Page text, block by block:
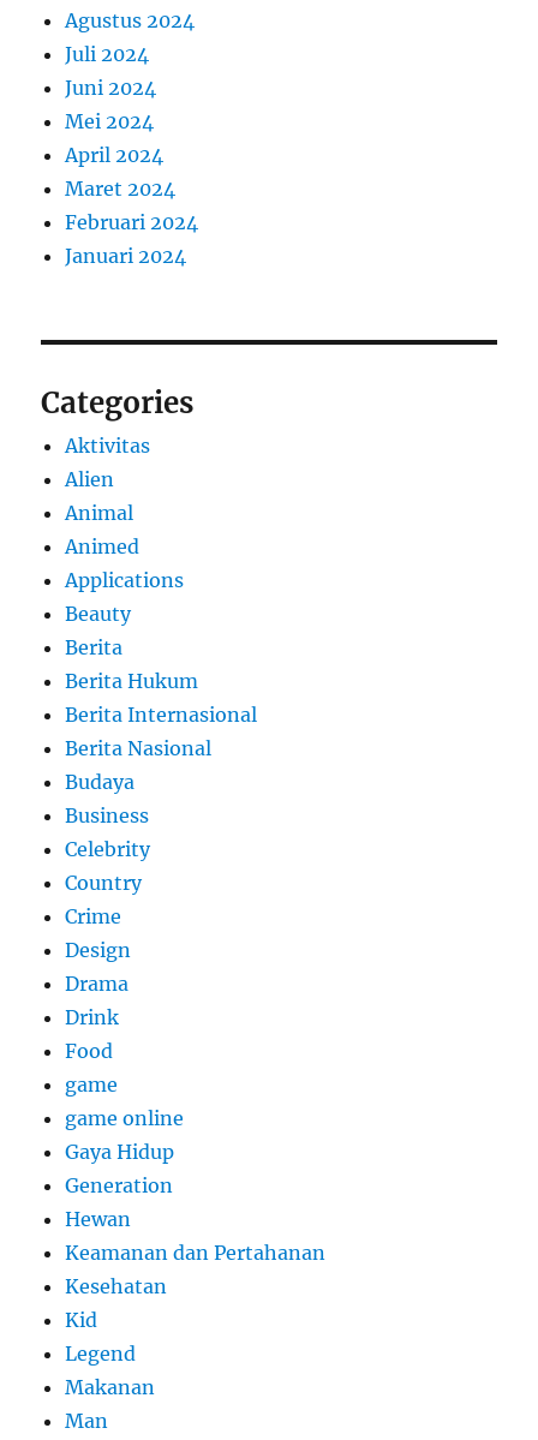
Agustus 2024
Juli 2024
Juni 2024
Mei 2024
April 2024
Maret 2024
Februari 2024
Januari 2024
Categories
Aktivitas
Alien
Animal
Animed
Applications
Beauty
Berita
Berita Hukum
Berita Internasional
Berita Nasional
Budaya
Business
Celebrity
Country
Crime
Design
Drama
Drink
Food
game
game online
Gaya Hidup
Generation
Hewan
Keamanan dan Pertahanan
Kesehatan
Kid
Legend
Makanan
Man